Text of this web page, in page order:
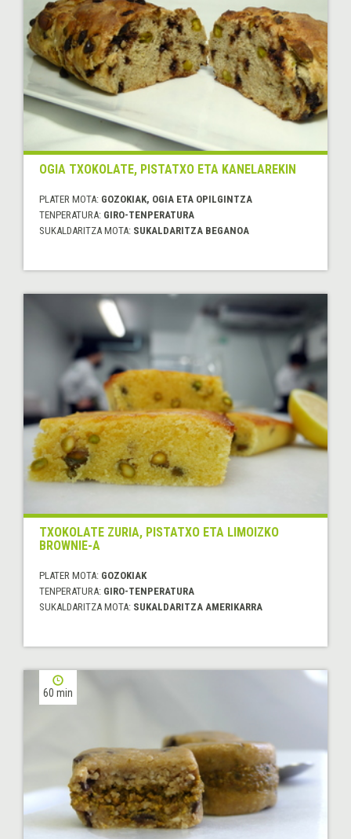
OGIA TXOKOLATE, PISTATXO ETA KANELAREKIN
PLATER MOTA: GOZOKIAK, OGIA ETA OPILGINTZA
TENPERATURA: GIRO-TENPERATURA
SUKALDARITZA MOTA: SUKALDARITZA BEGANOA
TXOKOLATE ZURIA, PISTATXO ETA LIMOIZKO
BROWNIE-A
PLATER MOTA: GOZOKIAK
TENPERATURA: GIRO-TENPERATURA
SUKALDARITZA MOTA: SUKALDARITZA AMERIKARRA
60 min